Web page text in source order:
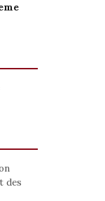
des